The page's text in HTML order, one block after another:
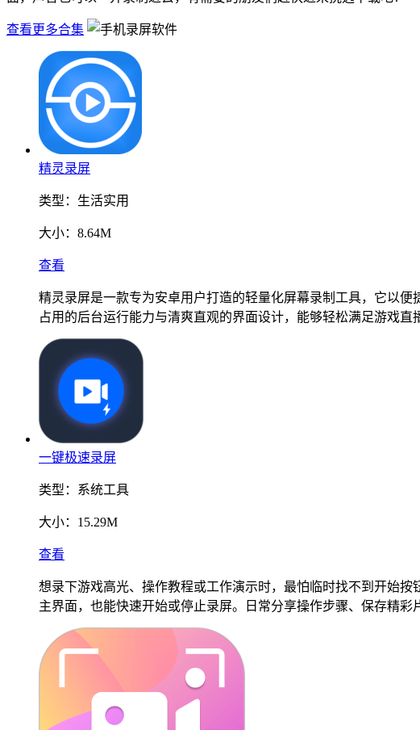
查看更多合集
精灵录屏
类型： 生活实用
大小： 8.64M
查看
精灵录屏是一款专为安卓用户打造的轻量化屏幕录制工具，它以
占用的后台运行能力与清爽直观的界面设计，能够轻松满足游戏
一键极速录屏
类型： 系统工具
大小： 15.29M
查看
想录下游戏高光、操作教程或工作演示时，最怕临时找不到开始
主界面，也能快速开始或停止录屏。日常分享操作步骤、保存精彩